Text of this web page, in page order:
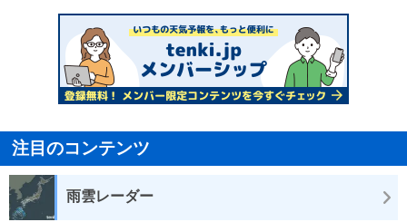
注目のコンテンツ
雨雲レーダー